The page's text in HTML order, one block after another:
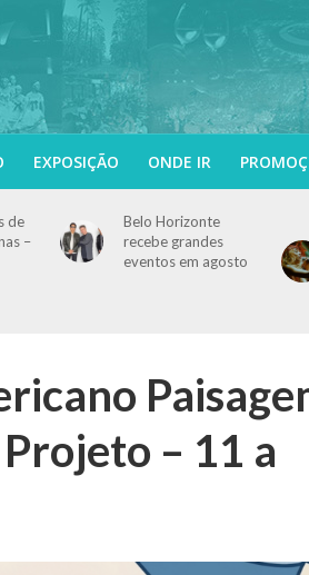
EXPOSIÇÃO ONDE IR
de
–
Belo Horizonte
recebe grandes
eventos em agosto
– 11 a